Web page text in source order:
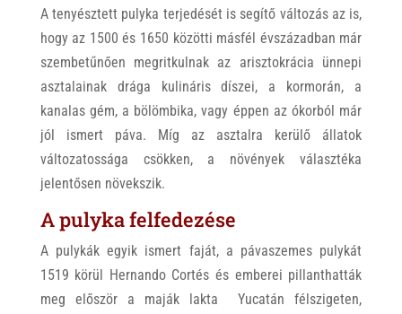
A tenyésztett pulyka terjedését is segítő változás az is,
hogy az 1500 és 1650 közötti másfél évszázadban már
szembetűnően megritkulnak az arisztokrácia ünnepi
asztalainak drága kulináris díszei, a kormorán, a
kanalas gém, a bölömbika, vagy éppen az ókorból már
jól ismert páva. Míg az asztalra kerülő állatok
változatossága csökken, a növények választéka
jelentősen növekszik.
A pulyka felfedezése
A pulykák egyik ismert faját, a pávaszemes pulykát
1519 körül Hernando Cortés és emberei pillanthatták
meg először a maják lakta Yucatán félszigeten,